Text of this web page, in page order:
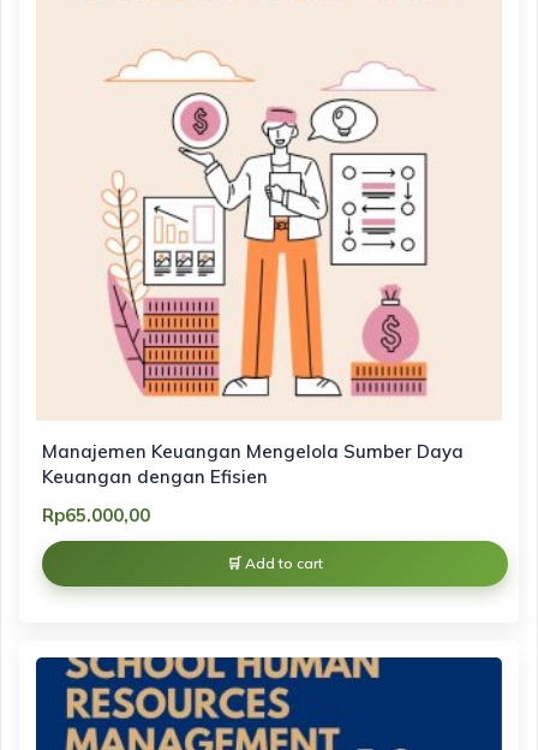
Manajemen Keuangan Mengelola Sumber Daya
Keuangan dengan Efisien
Rp65.000,00
Add to cart